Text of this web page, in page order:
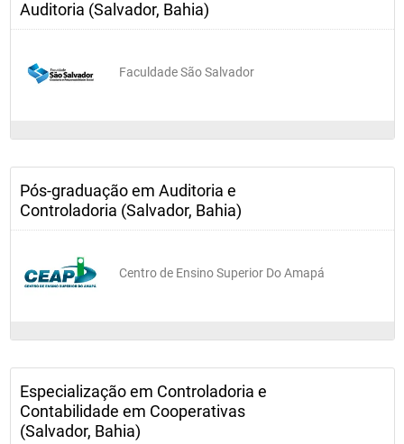
Auditoria (Salvador, Bahia)
Faculdade São Salvador
Pós-graduação em Auditoria e
Controladoria (Salvador, Bahia)
Centro de Ensino Superior Do Amapá
Especialização em Controladoria e
Contabilidade em Cooperativas
(Salvador, Bahia)